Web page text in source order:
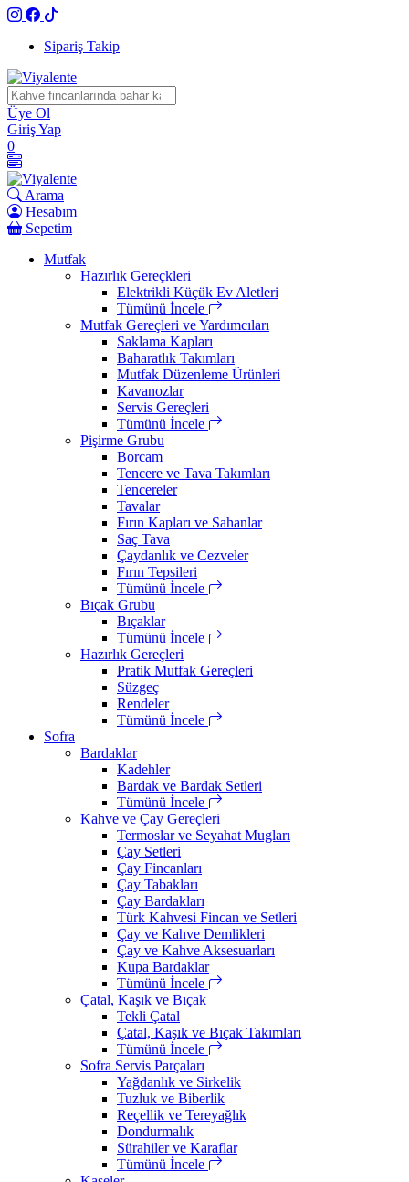
İçeriği
Sipariş Takip
Üye Ol
Giriş Yap
0
Arama
Hesabım
Sepetim
Mutfak
Hazırlık Gereçkleri
Elektrikli Küçük Ev Aletleri
Tümünü İncele
Mutfak Gereçleri ve Yardımcıları
Saklama Kapları
Baharatlık Takımları
Mutfak Düzenleme Ürünleri
Kavanozlar
Servis Gereçleri
Tümünü İncele
Pişirme Grubu
Borcam
Tencere ve Tava Takımları
Tencereler
Tavalar
Fırın Kapları ve Sahanlar
Saç Tava
Çaydanlık ve Cezveler
Fırın Tepsileri
Tümünü İncele
Bıçak Grubu
Bıçaklar
Tümünü İncele
Hazırlık Gereçleri
Pratik Mutfak Gereçleri
Süzgeç
Rendeler
Tümünü İncele
Sofra
Bardaklar
Kadehler
Bardak ve Bardak Setleri
Tümünü İncele
Kahve ve Çay Gereçleri
Termoslar ve Seyahat Mugları
Çay Setleri
Çay Fincanları
Çay Tabakları
Çay Bardakları
Türk Kahvesi Fincan ve Setleri
Çay ve Kahve Demlikleri
Çay ve Kahve Aksesuarları
Kupa Bardaklar
Tümünü İncele
Çatal, Kaşık ve Bıçak
Tekli Çatal
Çatal, Kaşık ve Bıçak Takımları
Tümünü İncele
Sofra Servis Parçaları
Yağdanlık ve Sirkelik
Tuzluk ve Biberlik
Reçellik ve Tereyağlık
Dondurmalık
Sürahiler ve Karaflar
Tümünü İncele